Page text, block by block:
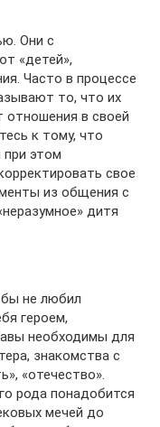
Они с
«детей»,
Часто в процессе
то, что их
отношения в своей
к тому, что
при этом
свое
из общения с
дитя
бы не любил
героем,
необходимы для
знакомства с
«отечество».
рода понадобится
мечей до